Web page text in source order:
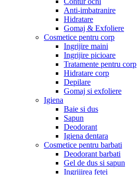
Anti-imbatranire
Hidratare
Gomaj & Exfoliere
Cosmetice pentru corp
Ingrijire maini
Ingrijire picioare
Tratamente pentru corp
Hidratare corp
Depilare
Gomaj si exfoliere
Igiena
Baie si dus
Sapun
Deodorant
Igiena dentara
Cosmetice pentru barbati
Deodorant barbati
Gel de dus si sapun
Ingrijirea fetei